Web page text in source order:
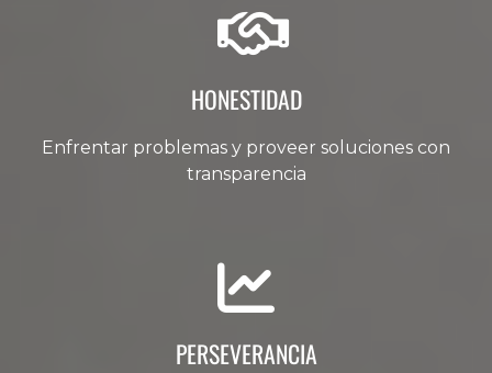
HONESTIDAD
Enfrentar problemas y proveer soluciones con
transparencia
PERSEVERANCIA